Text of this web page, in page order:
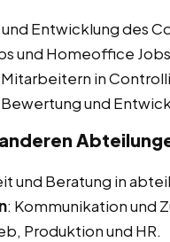
Entwicklung des
und Homeoffice Jobs
Mitarbeitern in
Bewertung und
und Beratung in
: Kommunikation und
Produktion und HR.